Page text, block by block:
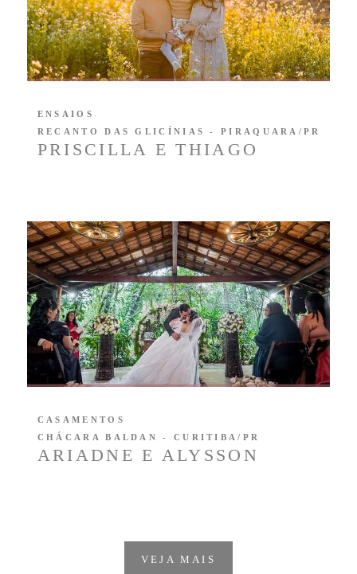
PRISCILLA E THIAGO
ENSAIOS
RECANTO DAS GLICÍNIAS - PIRAQUARA/PR
ARIADNE E ALYSSON
CASAMENTOS
CHÁCARA BALDAN - CURITIBA/PR
VEJA MAIS